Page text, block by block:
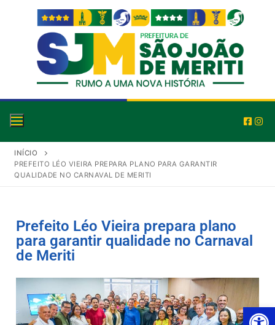
INÍCIO
PREFEITO LÉO VIEIRA PREPARA PLANO PARA GARANTIR
QUALIDADE NO CARNAVAL DE MERITI
Prefeito Léo Vieira prepara plano
para garantir qualidade no Carnaval
de Meriti